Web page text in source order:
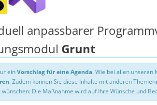
anpassbarer
Grunt
einVorschlag für eine Agenda. Wie bei allen unseren
. Zudem können Sie diese Inhalte mit anderen
wünschen: Die Maßnahme wird auf Ihre Wünsche und